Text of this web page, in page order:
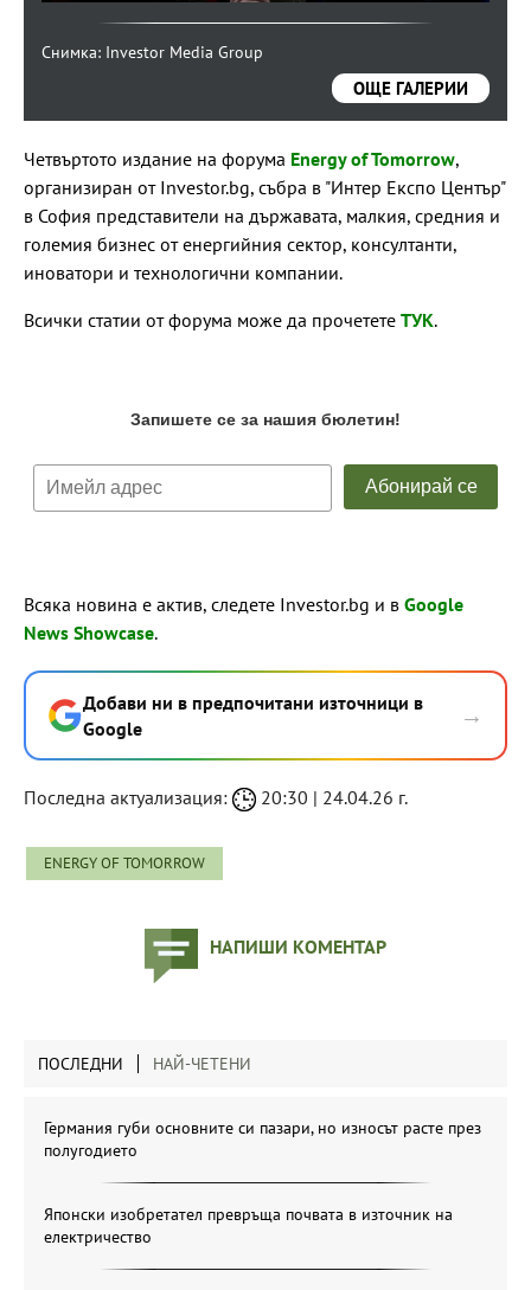
Снимка: Investor Media Group
Снимка: Investor Media Group
Снимка: Investor Media Group
ОЩЕ ГАЛЕРИИ
Четвъртото издание на форума Energy of Tomorrow,
организиран от Investor.bg, събра в "Интер Експо Център"
в София представители на държавата, малкия, средния и
големия бизнес от енергийния сектор, консултанти,
иноватори и технологични компании.
Всички статии от форума може да прочетете ТУК.
Всяка новина е актив, следете Investor.bg и в Google
News Showcase.
Добави ни в предпочитани източници в
Google
→
Последна актуализация: 20:30 | 24.04.26 г.
ENERGY OF TOMORROW
НАПИШИ КОМЕНТАР
ПОСЛЕДНИ НАЙ-ЧЕТЕНИ
Германия губи основните си пазари, но износът расте през
полугодието
Японски изобретател превръща почвата в източник на
електричество